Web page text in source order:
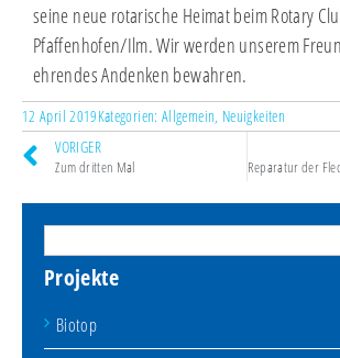
Projekte
Biotop
seine neue rotarische Heimat beim Rotary
Pfaffenhofen/Ilm. Wir werden unserem
ehrendes Andenken bewahren.
12 April 2019Kategorien: Allgemein Neuigkeiten
VORIGER
Zum dritten Mal